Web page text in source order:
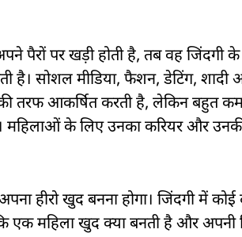
पैरों पर खड़ी होती है, तब वह जिंदगी
है। सोशल मीडिया, फैशन, डेटिंग,
तरफ आकर्षित करती है, लेकिन बहुत
के लिए उनका करियर और उनकी
हीरो खुद बनना होगा। जिंदगी में
एक महिला खुद क्या बनती है और अपनी